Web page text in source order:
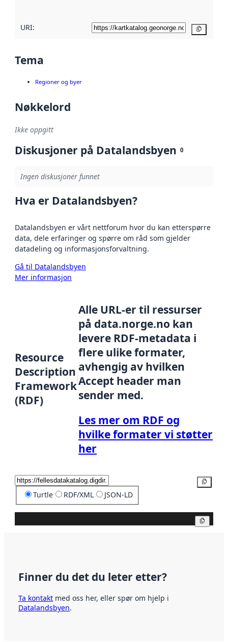
URI:
Tema
Regioner og byer
Nøkkelord
Ikke oppgitt
Diskusjoner på Datalandsbyen 0
Ingen diskusjoner funnet
Hva er Datalandsbyen?
Datalandsbyen er vårt nettforum hvor du kan etterspørre
data, dele erfaringer og spørre om råd som gjelder
datadeling og informasjonsforvaltning.
Gå til Datalandsbyen
Mer informasjon
Resource
Description
Framework
(RDF)
Alle URL-er til ressurser
på data.norge.no kan
levere RDF-metadata i
flere ulike formater,
avhengig av hvilken
Accept header man
sender med.
Les mer om RDF og
hvilke formater vi støtter
her
Turtle RDF/XML JSON-LD
Finner du det du leter etter?
Ta kontakt med oss her, eller spør om hjelp i
Datalandsbyen.